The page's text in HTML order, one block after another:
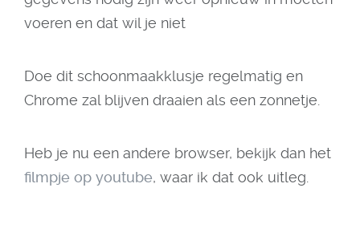
voeren en dat wil je niet
Doe dit schoonmaakklusje regelmatig en
Chrome zal blijven draaien als een zonnetje.
Heb je nu een andere browser, bekijk dan het
filmpje op youtube, waar ik dat ook uitleg.